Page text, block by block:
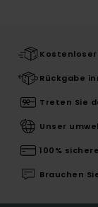
Rückgabe
Treten Sie
Unser
100%
Brauchen